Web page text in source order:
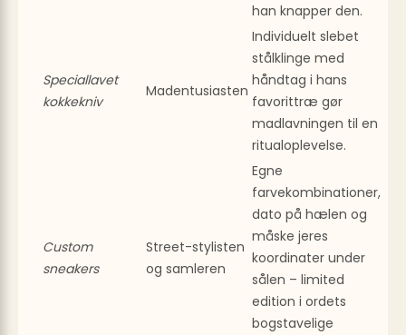
han knapper den.
Speciallavet
kokkekniv
Madentusiasten
Individuelt slebet
stålklinge med
håndtag i hans
favorittræ gør
madlavningen til en
ritual­oplevelse.
Custom
sneakers
Street-stylisten
og samleren
Egne
farvekombinationer,
dato på hælen og
måske jeres
koordinater under
sålen – limited
edition i ordets
bogstavelige